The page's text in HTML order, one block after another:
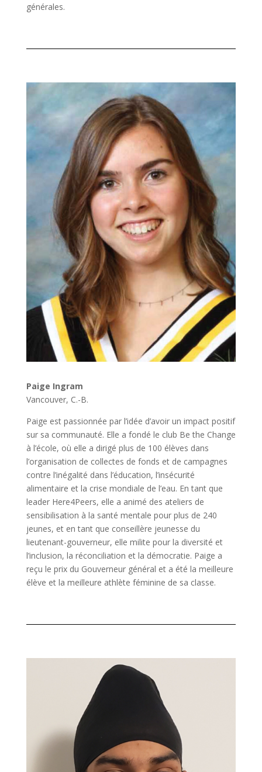
générales.
Paige Ingram
Vancouver, C.-B.
Paige est passionnée par l’idée d’avoir un impact positif
sur sa communauté. Elle a fondé le club Be the Change
à l’école, où elle a dirigé plus de 100 élèves dans
l’organisation de collectes de fonds et de campagnes
contre l’inégalité dans l’éducation, l’insécurité
alimentaire et la crise mondiale de l’eau. En tant que
leader Here4Peers, elle a animé des ateliers de
sensibilisation à la santé mentale pour plus de 240
jeunes, et en tant que conseillère jeunesse du
lieutenant-gouverneur, elle milite pour la diversité et
l’inclusion, la réconciliation et la démocratie. Paige a
reçu le prix du Gouverneur général et a été la meilleure
élève et la meilleure athlète féminine de sa classe.